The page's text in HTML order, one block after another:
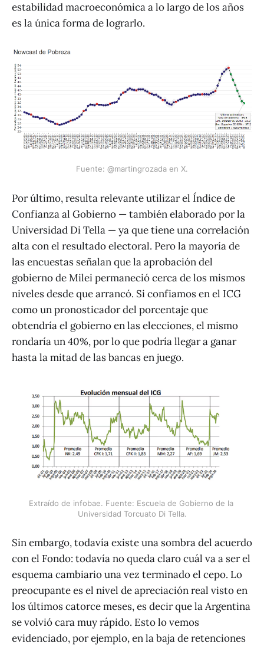
estabilidad macroeconómica a lo largo de los años
es la única forma de lograrlo.
Fuente: @martingrozada en X.
Por último, resulta relevante utilizar el Índice de
Confianza al Gobierno — también elaborado por la
Universidad Di Tella — ya que tiene una correlación
alta con el resultado electoral. Pero la mayoría de
las encuestas señalan que la aprobación del
gobierno de Milei permaneció cerca de los mismos
niveles desde que arrancó. Si confiamos en el ICG
como un pronosticador del porcentaje que
obtendría el gobierno en las elecciones, el mismo
rondaría un 40%, por lo que podría llegar a ganar
hasta la mitad de las bancas en juego.
Extraído de infobae. Fuente: Escuela de Gobierno de la
Universidad Torcuato Di Tella.
Sin embargo, todavía existe una sombra del acuerdo
con el Fondo: todavía no queda claro cuál va a ser el
esquema cambiario una vez terminado el cepo. Lo
preocupante es el nivel de apreciación real visto en
los últimos catorce meses, es decir que la Argentina
se volvió cara muy rápido. Esto lo vemos
evidenciado, por ejemplo, en la baja de retenciones